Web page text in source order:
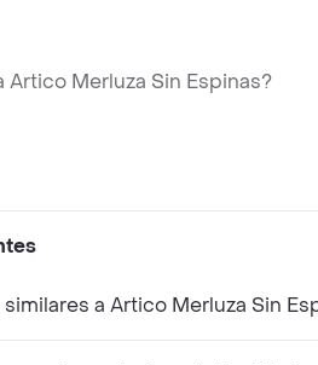
Artico Merluza Sin Espinas?
a Artico Merluza Sin